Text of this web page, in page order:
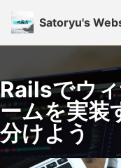
Satoryu's
Railsでウ
ームを実装
分けよう